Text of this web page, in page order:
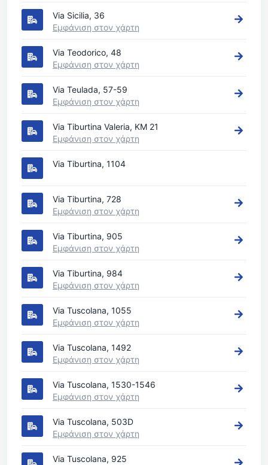
Via Sicilia, 36
Εμφάνιση στον χάρτη
Via Teodorico, 48
Εμφάνιση στον χάρτη
Via Teulada, 57-59
Εμφάνιση στον χάρτη
Via Tiburtina Valeria, KM 21
Εμφάνιση στον χάρτη
Via Tiburtina, 1104
Via Tiburtina, 728
Εμφάνιση στον χάρτη
Via Tiburtina, 905
Εμφάνιση στον χάρτη
Via Tiburtina, 984
Εμφάνιση στον χάρτη
Via Tuscolana, 1055
Εμφάνιση στον χάρτη
Via Tuscolana, 1492
Εμφάνιση στον χάρτη
Via Tuscolana, 1530-1546
Εμφάνιση στον χάρτη
Via Tuscolana, 503D
Εμφάνιση στον χάρτη
Via Tuscolana, 925